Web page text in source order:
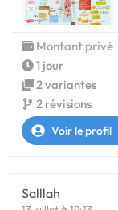
Montant privé
1 jour
2 variantes
2 révisions
Voir le profil
Salllah